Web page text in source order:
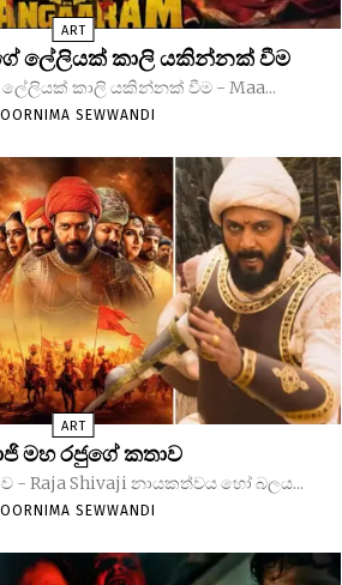
ART
ලේලියක් කාලි යකින්නක් වීම
කාලි යකින්නක් වීම - Maa...
SEWWANDI
ART
මහ රජුගේ කතාව
- Raja Shivaji නායකත්වය හෝ බලය...
SEWWANDI